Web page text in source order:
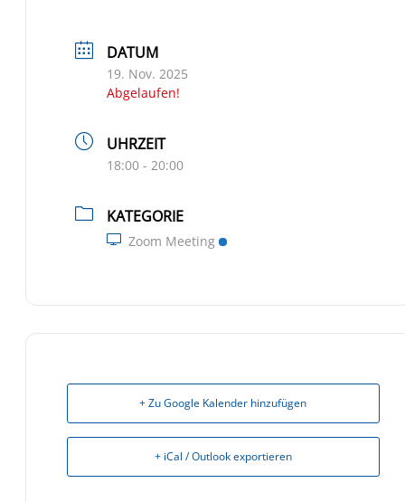
DATUM
19. Nov. 2025
Abgelaufen!
UHRZEIT
18:00 - 20:00
KATEGORIE
Zoom Meeting
+ Zu Google Kalender hinzufügen
+ iCal / Outlook exportieren